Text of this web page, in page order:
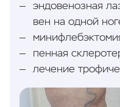
эндовенозная
вен на одной
пенная
лечение